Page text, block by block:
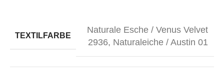
TEXTILFARBE
Naturale Esche / Venus Velvet
2936, Naturaleiche / Austin 01